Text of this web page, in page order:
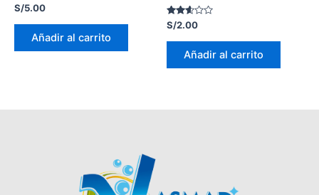
Valorado
con
2.50
S/5.00
Añadir al carrito
Valorado
con
2.54
S/2.00
Añadir al carrito